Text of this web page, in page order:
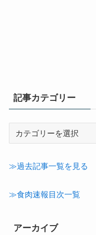
記事カテゴリー
テ
≫過去記事一覧を見る
≫食肉速報目次一覧
アーカイブ